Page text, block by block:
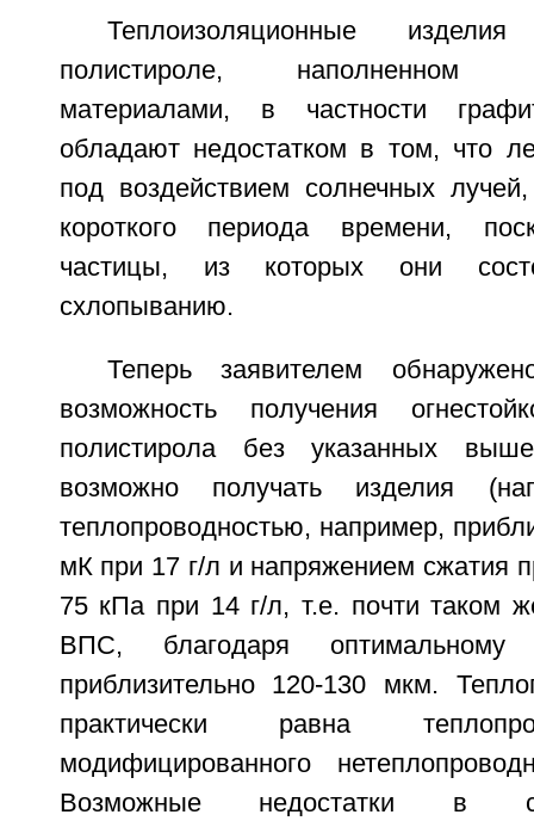
Теплоизоляционные
полистироле, наполненном
материалами, в частности
обладают недостатком в том, что
под воздействием солнечных
короткого периода времени,
частицы, из которых они
схлопыванию.
Теперь заявителем
возможность получения
полистирола без указанных
возможно получать изделия
теплопроводностью, например,
мК при 17 г/л и напряжением сжатия
75 кПа при 14 г/л, т.е. почти таком
ВПС, благодаря оптимальному
приблизительно 120-130 мкм.
практически равна
модифицированного
Возможные недостатки в